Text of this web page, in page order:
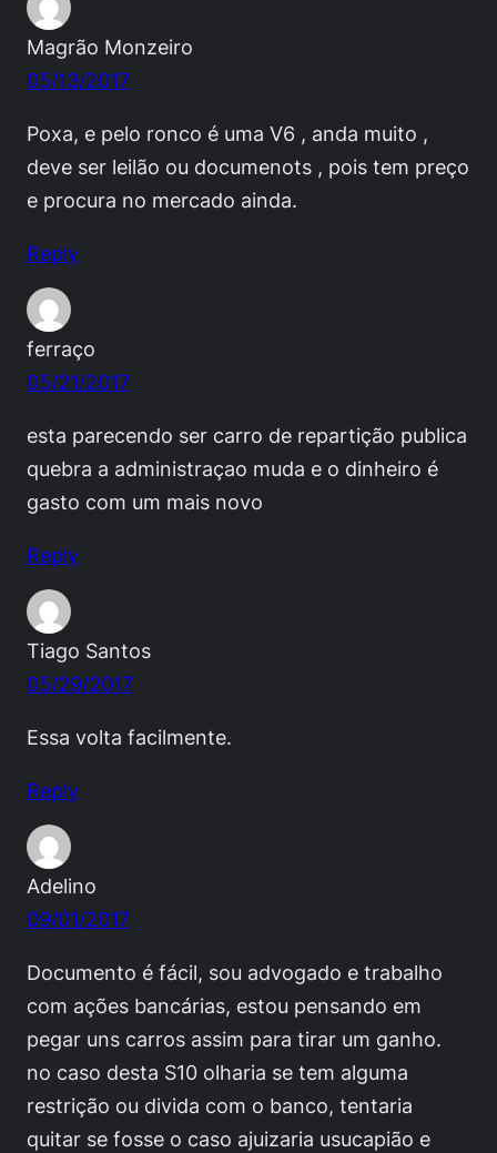
Magrão Monzeiro
05/13/2017
Poxa, e pelo ronco é uma V6 , anda muito ,
deve ser leilão ou documenots , pois tem preço
e procura no mercado ainda.
Reply
ferraço
05/21/2017
esta parecendo ser carro de repartição publica
quebra a administraçao muda e o dinheiro é
gasto com um mais novo
Reply
Tiago Santos
05/29/2017
Essa volta facilmente.
Reply
Adelino
09/01/2017
Documento é fácil, sou advogado e trabalho
com ações bancárias, estou pensando em
pegar uns carros assim para tirar um ganho.
no caso desta S10 olharia se tem alguma
restrição ou divida com o banco, tentaria
quitar se fosse o caso ajuizaria usucapião e